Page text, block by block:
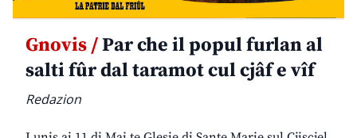
Gnovis /Par che il popul furlan al
salti fûr dal taramot cul cjâf e vîf
Redazion